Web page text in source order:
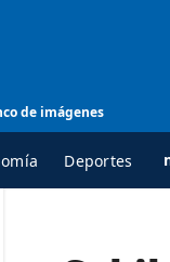
de imágenes
Deportes